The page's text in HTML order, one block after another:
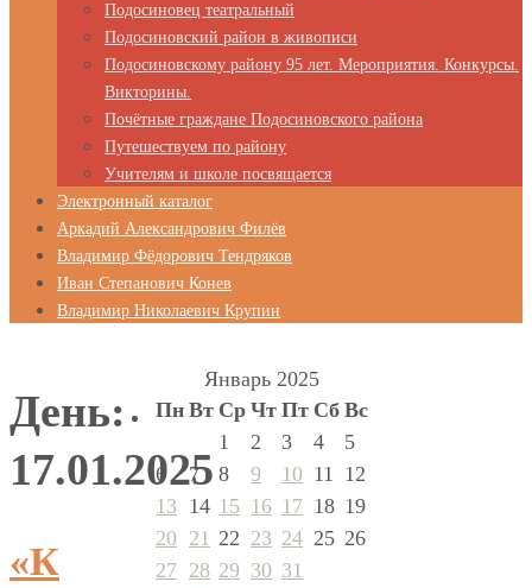
Подосиновец театральный
Подосиновский район в живописи
Подосиновскому району 95 лет. Мероприятия. Конкурсы.
Викторины.
Почётные граждане Подосиновского района
Путешествуем по району
Учителям и школе посвящается
Электронный каталог
Аркадий Александрович Филёв
Владимир Фёдорович Тендряков
Иван Степанович Конев
Владимир Николаевич Крупин
День:
17.01.2025
«К
Январь 2025
Пн Вт Ср Чт Пт Сб Вс
1
2 3 4
5
6
7 8 9 10 11 12
13 14 15 16 17 18 19
20 21 22 23 24 25 26
27 28 29 30 31